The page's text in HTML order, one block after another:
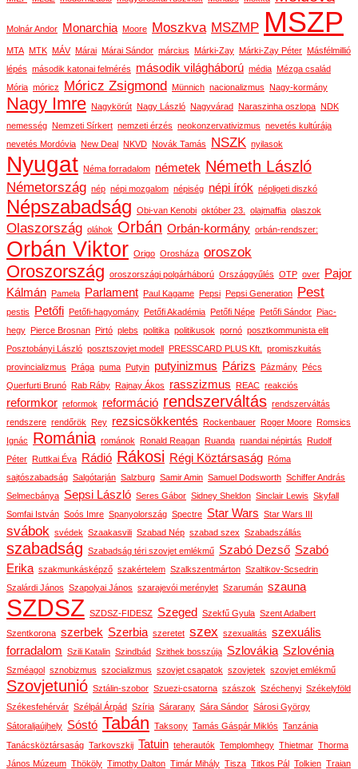
Molnár Andor Monarchia Moore Moszkva MSZMP MSZP
MTA MTK MÁV Márai Márai Sándor március Márki-Zay Márki-Zay Péter Másfélmillió
lépés második katonai felmérés második világháború média Mézga család
Mória móricz Móricz Zsigmond Münnich nacionalizmus Nagy-kormány
Nagy Imre Nagykörút Nagy László Nagyvárad Naraszinha oszlopa NDK
nemesség Nemzeti Sírkert nemzeti érzés neokonzervativizmus nevetés kultúrája
nevetés Mordóvia New Deal NKVD Novák Tamás NSZK nyilasok
Nyugat Néma forradalom németek Németh László
Németország nép népi mozgalom népiség népi írók népligeti diszkó
Népszabadság Obi-van Kenobi október 23. olajmaffia olaszok
Olaszország oláhok Orbán Orbán-kormány orbán-rendszer:
Orbán Viktor Origo Orosháza oroszok
Oroszország oroszországi polgárháború Országgyűlés OTP over
Pajor
Kálmán Pamela Parlament Paul Kagame Pepsi Pepsi Generation Pest
pestis Petőfi Petőfi-hagyomány Petőfi Akadémia Petőfi Népe Petőfi Sándor Piac-
hegy Pierce Brosnan Pirtó plebs politika politikusok pornó posztkommunista elit
Posztobányi László posztszovjet modell PRESSCARD PLUS Kft.
promiszkuitás
provincializmus Prága puma Putyin putyinizmus Párizs Pázmány Pécs
Querfurti Brunó Rab Ráby Rajnay Ákos rasszizmus REAC reakciós
reformkor reformok reformáció rendszerváltás rendszerváltás
rendszere rendőrök Rey rezsicsökkentés Rockenbauer Roger Moore Romsics
Ignác
Románia románok Ronald Reagan Ruanda ruandai népirtás Rudolf
Péter Ruttkai Éva Rádió Rákosi Régi Köztársaság Róma
sajtószabadság Salgótarján Salzburg Samir Amin Samuel Dodsworth Schiffer András
Selmecbánya Sepsi László Seres Gábor Sidney Sheldon Sinclair Lewis Skyfall
Somfai István Soós Imre Spanyolország Spectre Star Wars Star Wars III
svábok svédek Szaakasvili Szabad Nép szabad szex Szabadszállás
szabadság Szabadság téri szovjet emlékmű Szabó Dezső Szabó
Erika szakmunkásképző szakértelem Szalkszentmárton Szaltikov-Scsedrin
Szalárdi János Szapolyai János szarajevói merénylet Szarumán szauna
SZDSZ SZDSZ-FIDESZ Szeged Szekfű Gyula Szent Adalbert
Szentkorona szerbek Szerbia szeretet szex szexualitás szexuális
forradalom Szili Katalin Szindbád Szithek bosszúja Szlovákia Szlovénia
Szméagol sznobizmus szocializmus szovjet csapatok szovjetek szovjet emlékmű
Szovjetunió Sztálin-szobor Szuezi-csatorna szászok Széchenyi Székelyföld
Székesfehérvár Szélpál Árpád Szíria Sárarany Sára Sándor Sárosi György
Sátoraljaújhely Sóstó Tabán Taksony Tamás Gáspár Miklós Tanzánia
Tanácsköztársaság Tarkovszkij Tatuin teherautók Templomhegy Thietmar Thorma
János Múzeum Thököly Timothy Dalton Timár Mihály Tisza Titkos Pál Tolkien Traian